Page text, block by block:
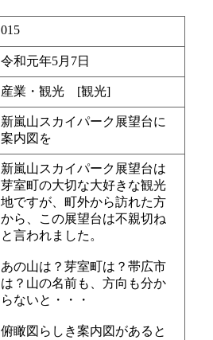
015
令和元年5月7日
産業・観光 [観光]
新嵐山スカイパーク展望台に
案内図を
新嵐山スカイパーク展望台は
芽室町の大切な大好きな観光
地ですが、町外から訪れた方
から、この展望台は不親切ね
と言われました。
あの山は？芽室町は？帯広市
は？山の名前も、方向も分か
らないと・・・
俯瞰図らしき案内図があると